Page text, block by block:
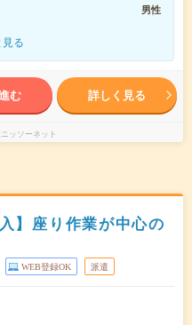
男性
見る
む 詳しく見る
ッソーネット
】座り作業が中心の
WEB登録OK 派遣